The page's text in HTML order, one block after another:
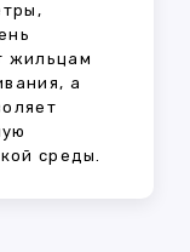
жильцам
а
среды.